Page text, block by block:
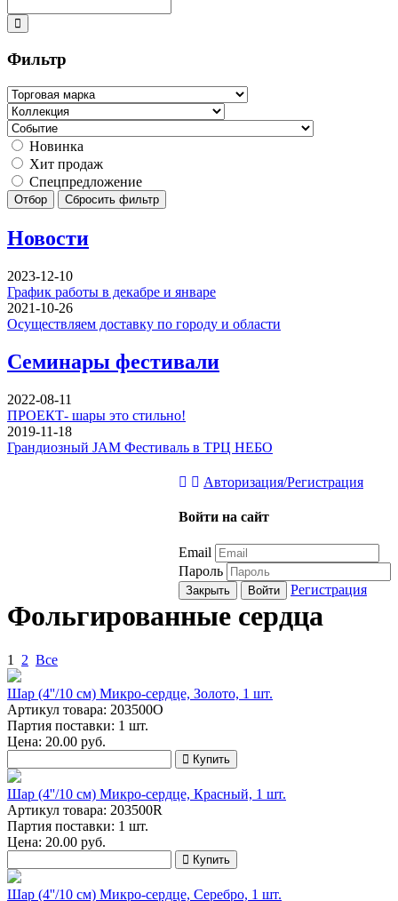
Фильтр
Новинка
Хит продаж
Спецпредложение
Отбор Сбросить фильтр
Новости
2023-12-10
График работы в декабре и январе
2021-10-26
Осуществляем доставку по городу и области
Семинары фестивали
2022-08-11
ПРОЕКТ- шары это стильно!
2019-11-18
Грандиозный JAM Фестиваль в ТРЦ НЕБО
Авторизация/Регистрация
Войти на сайт
Email
Пароль
Закрыть Войти Регистрация
Фольгированные сердца
1 2 Все
Шар (4''/10 см) Микро-сердце, Золото, 1 шт.
Артикул товара: 203500O
Партия поставки: 1 шт.
Цена: 20.00 руб.
Купить
Шар (4''/10 см) Микро-сердце, Красный, 1 шт.
Артикул товара: 203500R
Партия поставки: 1 шт.
Цена: 20.00 руб.
Купить
Шар (4''/10 см) Микро-сердце, Серебро, 1 шт.